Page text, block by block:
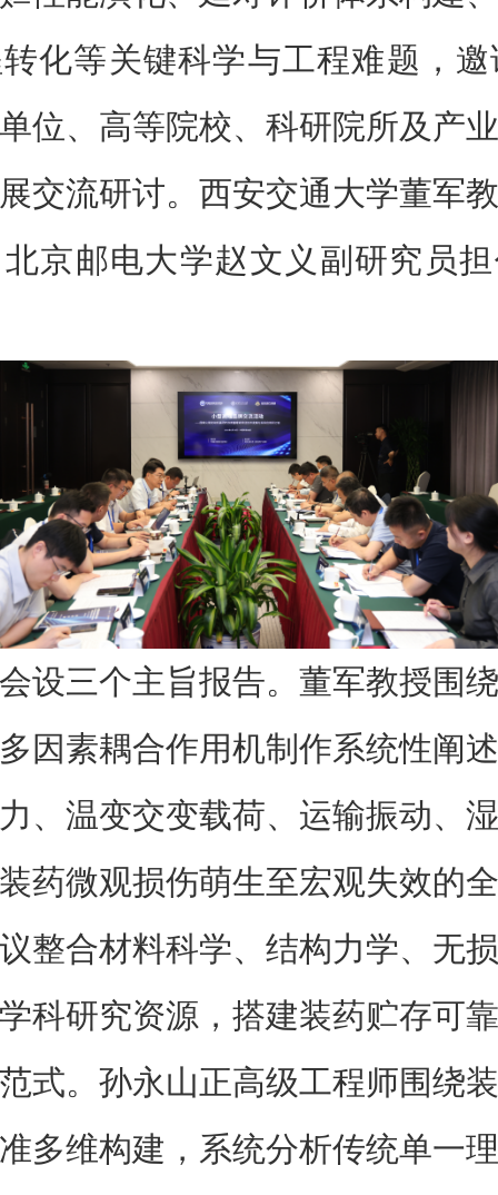
化等关键科学与工程难题，
位、高等院校、科研院所及产
交流研讨。西安交通大学董军
京邮电大学赵文义副研究员
设三个主旨报告。董军教授围
因素耦合作用机制作系统性阐
、温变交变载荷、运输振动、
药微观损伤萌生至宏观失效的
整合材料科学、结构力学、无
科研究资源，搭建装药贮存可
式。孙永山正高级工程师围绕
多维构建，系统分析传统单一